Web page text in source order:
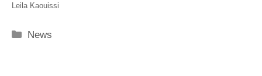
Leila Kaouissi
Categorie
News